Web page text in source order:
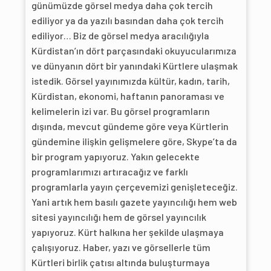
günümüzde görsel medya daha çok tercih
ediliyor ya da yazılı basından daha çok tercih
ediliyor… Biz de görsel medya aracılığıyla
Kürdistan’ın dört parçasındaki okuyucularımıza
ve dünyanın dört bir yanındaki Kürtlere ulaşmak
istedik. Görsel yayınımızda kültür, kadın, tarih,
Kürdistan, ekonomi, haftanın panoraması ve
kelimelerin izi var. Bu görsel programların
dışında, mevcut gündeme göre veya Kürtlerin
gündemine ilişkin gelişmelere göre, Skype’ta da
bir program yapıyoruz. Yakın gelecekte
programlarımızı artıracağız ve farklı
programlarla yayın çerçevemizi genişleteceğiz.
Yani artık hem basılı gazete yayıncılığı hem web
sitesi yayıncılığı hem de görsel yayıncılık
yapıyoruz. Kürt halkına her şekilde ulaşmaya
çalışıyoruz. Haber, yazı ve görsellerle tüm
Kürtleri birlik çatısı altında buluşturmaya